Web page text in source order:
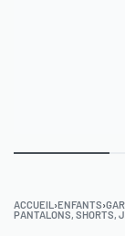
ACCUEIL ›ENFANTS›
PANTALONS, SHORTS,